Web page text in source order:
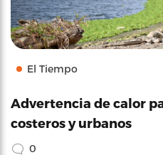
El Tiempo
Advertencia de calor
costeros y urbanos
0